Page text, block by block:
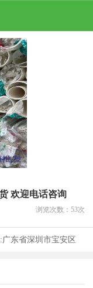
欢迎电话咨询
浏览次数： 53次
广东省深圳市宝安区